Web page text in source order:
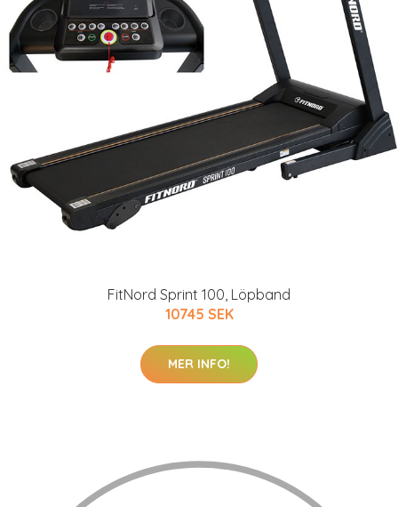
FitNord Sprint 100, Löpband
10745 SEK
MER INFO!